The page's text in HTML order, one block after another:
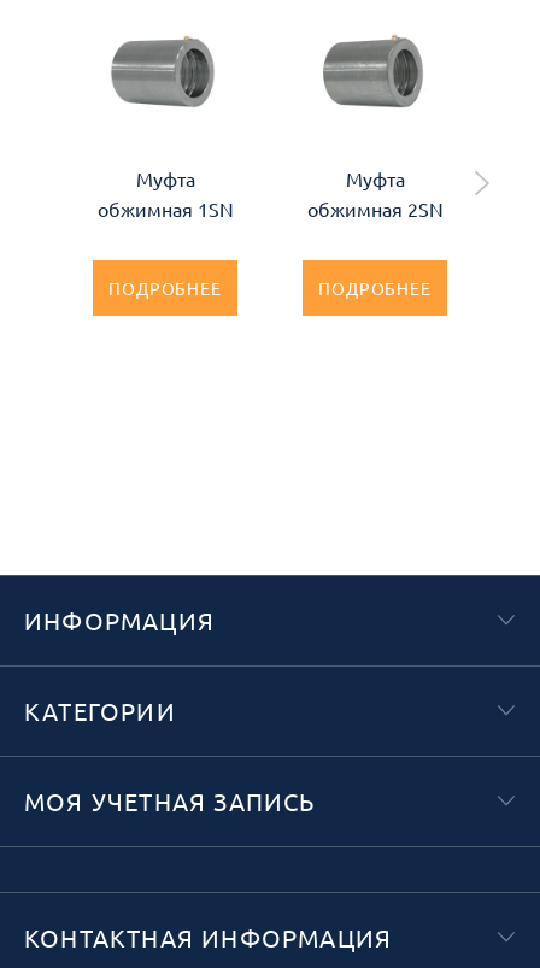
Муфта
обжимная 1SN
ПОДРОБНЕЕ
Муфта
обжимная 2SN
ПОДРОБНЕЕ
ИНФОРМАЦИЯ
КАТЕГОРИИ
МОЯ УЧЕТНАЯ ЗАПИСЬ
КОНТАКТНАЯ ИНФОРМАЦИЯ